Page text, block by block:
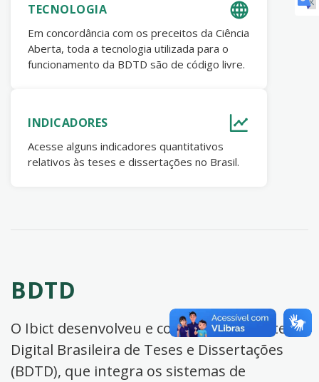
TECNOLOGIA
Em concordância com os preceitos da Ciência
Aberta, toda a tecnologia utilizada para o
funcionamento da BDTD são de código livre.
INDICADORES
Acesse alguns indicadores quantitativos
relativos às teses e dissertações no Brasil.
BDTD
O Ibict desenvolveu e coordena a Biblioteca
Digital Brasileira de Teses e Dissertações
(BDTD), que integra os sistemas de